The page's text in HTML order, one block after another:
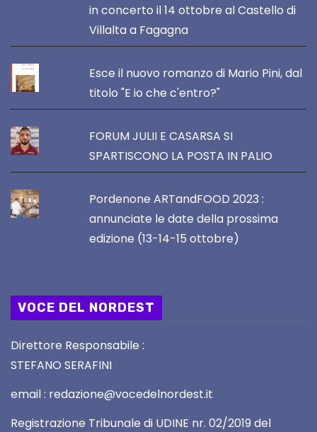
in concerto il 14 ottobre al Castello di
Villalta a Fagagna
Esce il nuovo romanzo di Mario Pini, dal
titolo "E io che c'entro?"
FORUM JULII E CASARSA SI
SPARTISCONO LA POSTA IN PALIO
Pordenone ARTandFOOD 2023 :
annunciate le date della prossima
edizione (13-14-15 ottobre)
VOCE DEL NORDEST
Direttore Responsabile :
STEFANO SERAFINI
email : redazione@vocedelnordest.it
Registrazione Tribunale di UDINE nr. 02/2019 del